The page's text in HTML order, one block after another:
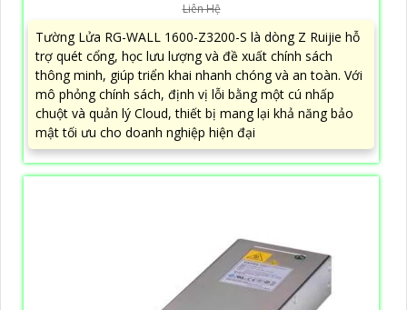
Liên Hệ
Tường Lửa RG-WALL 1600-Z3200-S là dòng Z Ruijie hỗ
trợ quét cổng, học lưu lượng và đề xuất chính sách
thông minh, giúp triển khai nhanh chóng và an toàn. Với
mô phỏng chính sách, định vị lỗi bằng một cú nhấp
chuột và quản lý Cloud, thiết bị mang lại khả năng bảo
mật tối ưu cho doanh nghiệp hiện đại